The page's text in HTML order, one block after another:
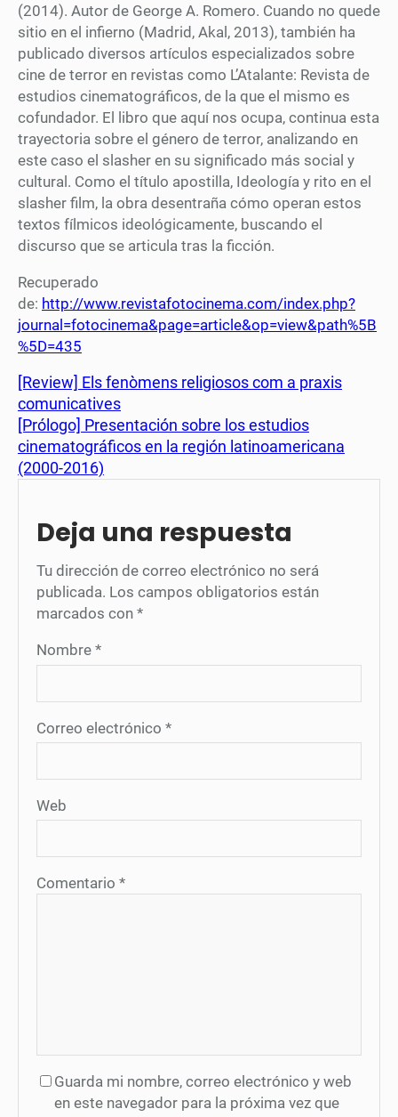
(2014). Autor de George A. Romero. Cuando no quede
sitio en el infierno (Madrid, Akal, 2013), también ha
publicado diversos artículos especializados sobre
cine de terror en revistas como L’Atalante: Revista de
estudios cinematográficos, de la que el mismo es
cofundador. El libro que aquí nos ocupa, continua esta
trayectoria sobre el género de terror, analizando en
este caso el slasher en su significado más social y
cultural. Como el título apostilla, Ideología y rito en el
slasher film, la obra desentraña cómo operan estos
textos fílmicos ideológicamente, buscando el
discurso que se articula tras la ficción.
Recuperado
de: http://www.revistafotocinema.com/index.php?
journal=fotocinema&page=article&op=view&path%5B
%5D=435
[Review] Els fenòmens religiosos com a praxis
comunicatives
[Prólogo] Presentación sobre los estudios
cinematográficos en la región latinoamericana
(2000-2016)
Deja una respuesta
Tu dirección de correo electrónico no será
publicada. Los campos obligatorios están
marcados con *
Nombre *
Correo electrónico *
Web
Comentario *
Guarda mi nombre, correo electrónico y web
en este navegador para la próxima vez que